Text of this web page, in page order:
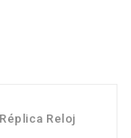
Reloj